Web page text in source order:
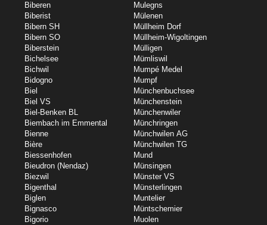
Biberen
Biberist
Bibern SH
Bibern SO
Biberstein
Bichelsee
Bichwil
Bidogno
Biel
Biel VS
Biel-Benken BL
Biembach im Emmental
Bienne
Bière
Biessenhofen
Bieudron (Nendaz)
Biezwil
Bigenthal
Biglen
Bignasco
Bigorio
Mulegns
Mülenen
Müllheim Dorf
Müllheim-Wigoltingen
Mülligen
Mümliswil
Mumpé Medel
Mumpf
Münchenbuchsee
Münchenstein
Münchenwiler
Münchringen
Münchwilen AG
Münchwilen TG
Mund
Münsingen
Münster VS
Münsterlingen
Muntelier
Müntschemier
Muolen